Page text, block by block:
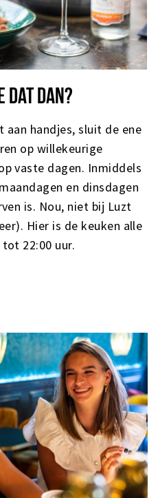
DAT DAN?
handjes, sluit de ene
op willekeurige
vaste dagen. Inmiddels
en dinsdagen
is. Nou, niet bij Luzt
Hier is de keuken alle
22:00 uur.